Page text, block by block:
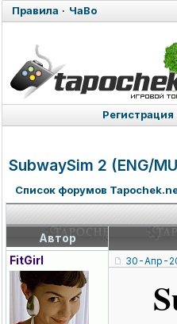
Правила · ЧаВо
Регистрация
SubwaySim 2 (ENG/
Список форумов
Автор
FitGirl
30-Апр-